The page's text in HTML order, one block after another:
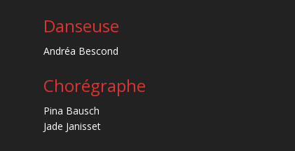
Danseuse
Andréa Bescond
Chorégraphe
Pina Bausch
Jade Janisset